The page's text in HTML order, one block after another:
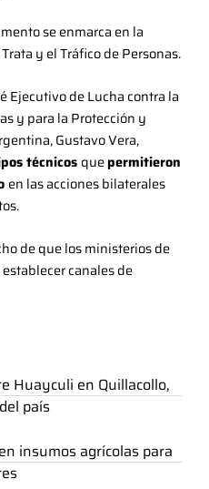
se enmarca en la
y el Tráfico de Personas.
Ejecutivo de Lucha contra la
y para la Protección y
Gustavo Vera,
técnicos quepermitieron
en las acciones bilaterales
de que los ministerios de
canales de
Huayculi en Quillacollo,
país
insumos agrícolas para